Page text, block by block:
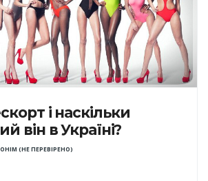
і наскільки
він в Україні?
(НЕ ПЕРЕВІРЕНО)